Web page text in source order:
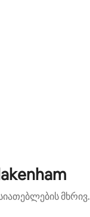
მხრივ.